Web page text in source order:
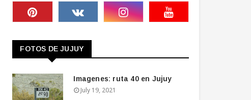
FOTOS DE JUJUY
Imagenes: ruta 40 en Jujuy
July 19, 2021